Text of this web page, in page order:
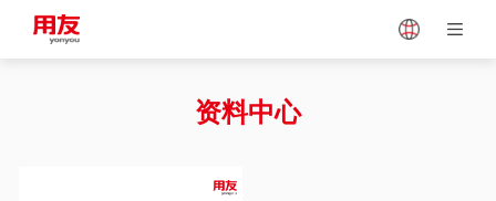
Vietnam
资料中心